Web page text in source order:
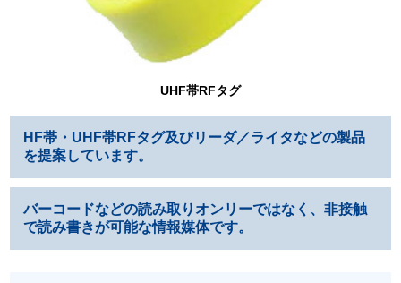
UHF帯RFタグ
HF帯・UHF帯RFタグ及びリーダ／ライタなどの製品
を提案しています。
バーコードなどの読み取りオンリーではなく、非接触
で読み書きが可能な情報媒体です。